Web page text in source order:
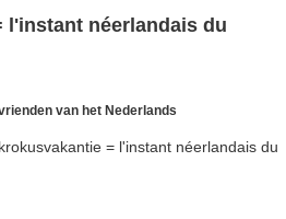
l'instant néerlandais du
van het Nederlands